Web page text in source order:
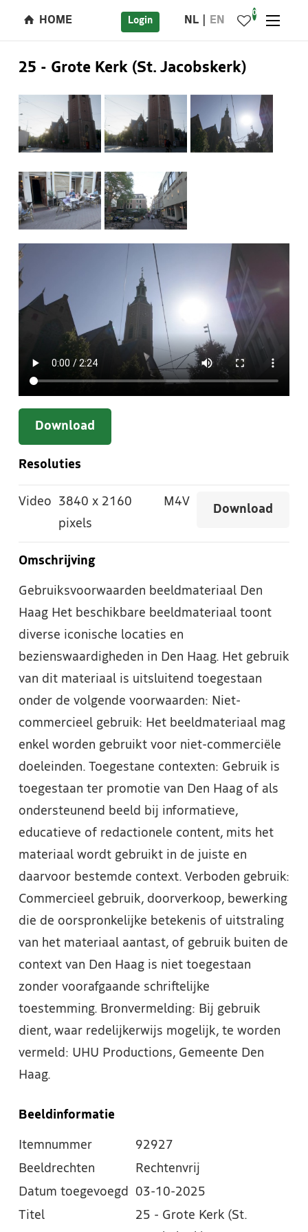
HOME Login NL EN
0
25 - Grote Kerk (St. Jacobskerk)
Download
Resoluties
Video 3840 x 2160
pixels
M4V
Download
Omschrijving
Gebruiksvoorwaarden beeldmateriaal Den
Haag Het beschikbare beeldmateriaal toont
diverse iconische locaties en
bezienswaardigheden in Den Haag. Het gebruik
van dit materiaal is uitsluitend toegestaan
onder de volgende voorwaarden: Niet-
commercieel gebruik: Het beeldmateriaal mag
enkel worden gebruikt voor niet-commerciële
doeleinden. Toegestane contexten: Gebruik is
toegestaan ter promotie van Den Haag of als
ondersteunend beeld bij informatieve,
educatieve of redactionele content, mits het
materiaal wordt gebruikt in de juiste en
daarvoor bestemde context. Verboden gebruik:
Commercieel gebruik, doorverkoop, bewerking
die de oorspronkelijke betekenis of uitstraling
van het materiaal aantast, of gebruik buiten de
context van Den Haag is niet toegestaan
zonder voorafgaande schriftelijke
toestemming. Bronvermelding: Bij gebruik
dient, waar redelijkerwijs mogelijk, te worden
vermeld: UHU Productions, Gemeente Den
Haag.
Beeldinformatie
Itemnummer
92927
Beeldrechten
Rechtenvrij
Datum toegevoegd
03-10-2025
Titel
25 - Grote Kerk (St.